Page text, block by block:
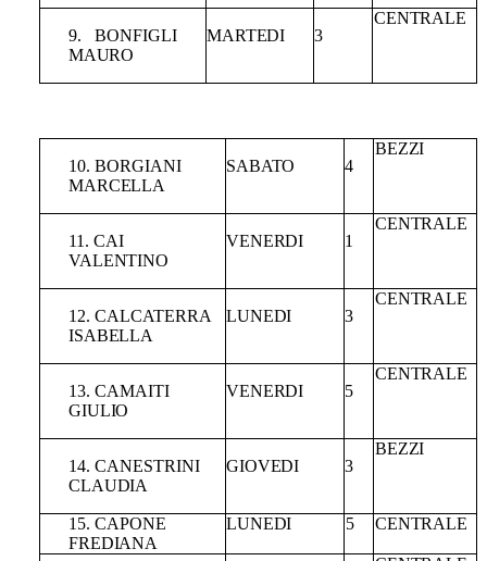
9.
BONFIGLI
MAURO
MARTEDI 3
CENTRALE
10. BORGIANI
MARCELLA
SABATO 4
BEZZI
11. CAI
VALENTINO
VENERDI 1
CENTRALE
12. CALCATERRA
ISABELLA
LUNEDI 3
CENTRALE
13. CAMAITI
GIULIO
VENERDI 5
CENTRALE
14. CANESTRINI
CLAUDIA
GIOVEDI 3
BEZZI
15. CAPONE
FREDIANA
LUNEDI 5 CENTRALE